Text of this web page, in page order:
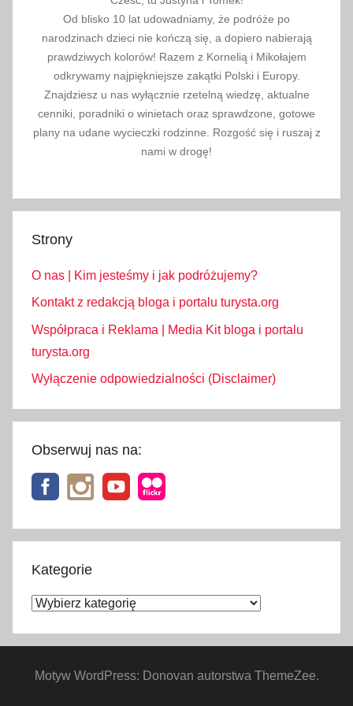
Od blisko 10 lat udowadniamy, że podróże po
narodzinach dzieci nie kończą się, a dopiero nabierają
prawdziwych kolorów! Razem z Kornelią i Mikołajem
odkrywamy najpiękniejsze zakątki Polski i Europy.
Znajdziesz u nas wyłącznie rzetelną wiedzę, aktualne
cenniki, poradniki o winietach oraz sprawdzone, gotowe
plany na udane wycieczki rodzinne. Rozgość się i ruszaj z
nami w drogę!
Strony
O nas | Kim jesteśmy i jak podróżujemy?
Kontakt z redakcją bloga i portalu turysta.org
Współpraca i Reklama | Media Kit bloga i portalu
turysta.org
Wyłączenie odpowiedzialności (Disclaimer)
Obserwuj nas na:
Kategorie
Kategorie
Motyw WordPress: Donovan autorstwa ThemeZee.